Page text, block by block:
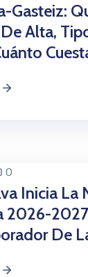
Gasteiz:
Alta,
0
Inicia La
2026-
De